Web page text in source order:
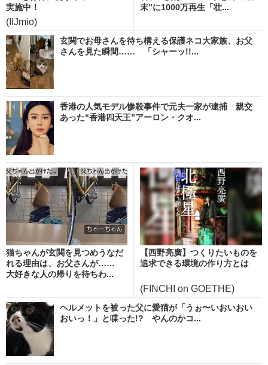
実施中！
(IIJmio)
末”に1000万再生「壮...
玄関でお母さんを待ち構える保護ネコ大家族、お父
さんを見た瞬間…… 「シャーッ!!...
香港の人気モデル惨殺事件で元夫一家が逮捕 親交
あった“香港四天王”アーロン・クオ...
猫ちゃんが玄関を見つめうなだ
れる理由は、お父さんが……
大好きな人の帰りを待ちわ...
【西野亮廣】つくりたいものを
追求できる環境の作り方とは
(FINCHI on GOETHE)
ヘルメットを被った父に愛猫が「うぉ〜いおいおい
おいっ！」と喋った!? やんのかコ...